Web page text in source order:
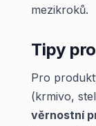
mezikroků.
Tipy
Pro
(krmivo,
věrnostní